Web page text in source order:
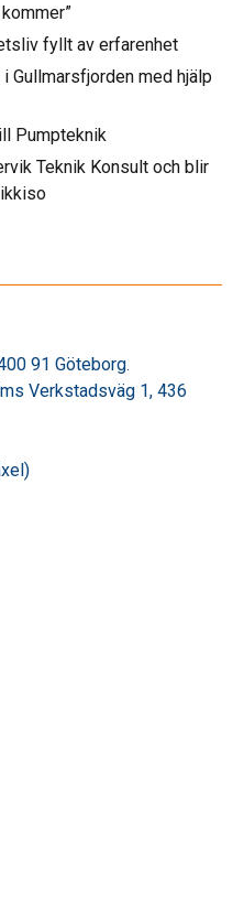
fyllt av erfarenhet
Gullmarsfjorden med hjälp
Pumpteknik
Teknik Konsult och blir
91 Göteborg.
Verkstadsväg 1, 436